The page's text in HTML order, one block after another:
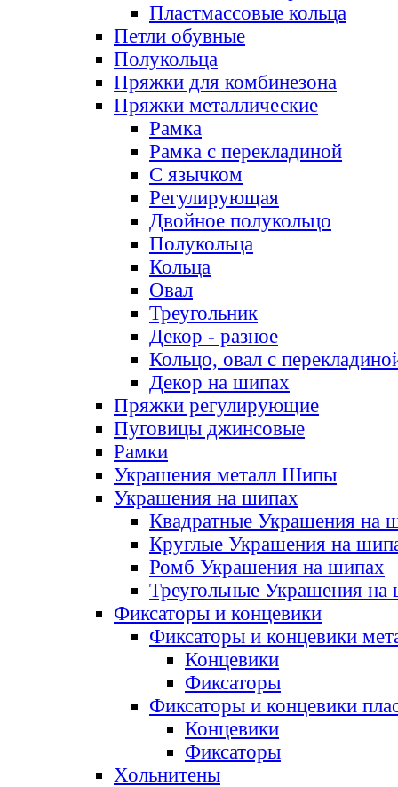
Пластмассовые кольца
Петли обувные
Полукольца
Пряжки для комбинезона
Пряжки металлические
Рамка
Рамка с перекладиной
С язычком
Регулирующая
Двойное полукольцо
Полукольца
Кольца
Овал
Треугольник
Декор - разное
Кольцо, овал с
Декор на шипах
Пряжки регулирующие
Пуговицы джинсовые
Рамки
Украшения металл Шипы
Украшения на шипах
Квадратные Украшения на
Круглые Украшения на
Ромб Украшения на шипах
Треугольные Украшения на
Фиксаторы и концевики
Фиксаторы и концевики
Концевики
Фиксаторы
Фиксаторы и концевики
Концевики
Фиксаторы
Хольнитены